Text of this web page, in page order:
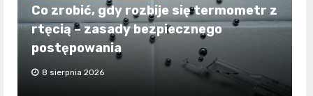
Co zrobić, gdy rozbije się termometr z
rtęcią – zasady bezpiecznego
postępowania
8 sierpnia 2026